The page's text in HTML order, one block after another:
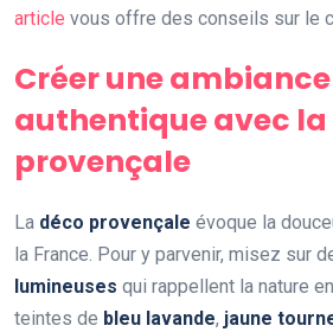
article vous offre des conseils sur le
Créer une ambiance
authentique avec
provençale
La déco provençale évoque la
la France. Pour y parvenir, misez sur
lumineuses qui rappellent la nature
teintes de bleu lavande, jaune